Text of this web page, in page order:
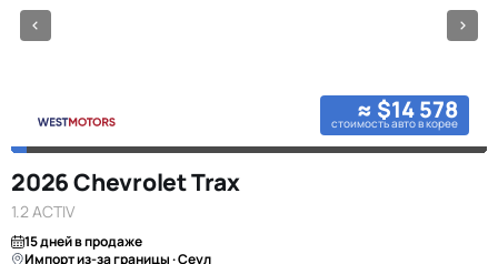
≈ $14 578
стоимость авто в корее
2026 Chevrolet Trax
1.2 ACTIV
15 дней в продаже
Импорт из-за границы · Сеул